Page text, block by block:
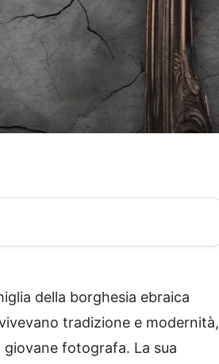
della borghesia ebraica
tradizione e modernità,
fotografa. La sua